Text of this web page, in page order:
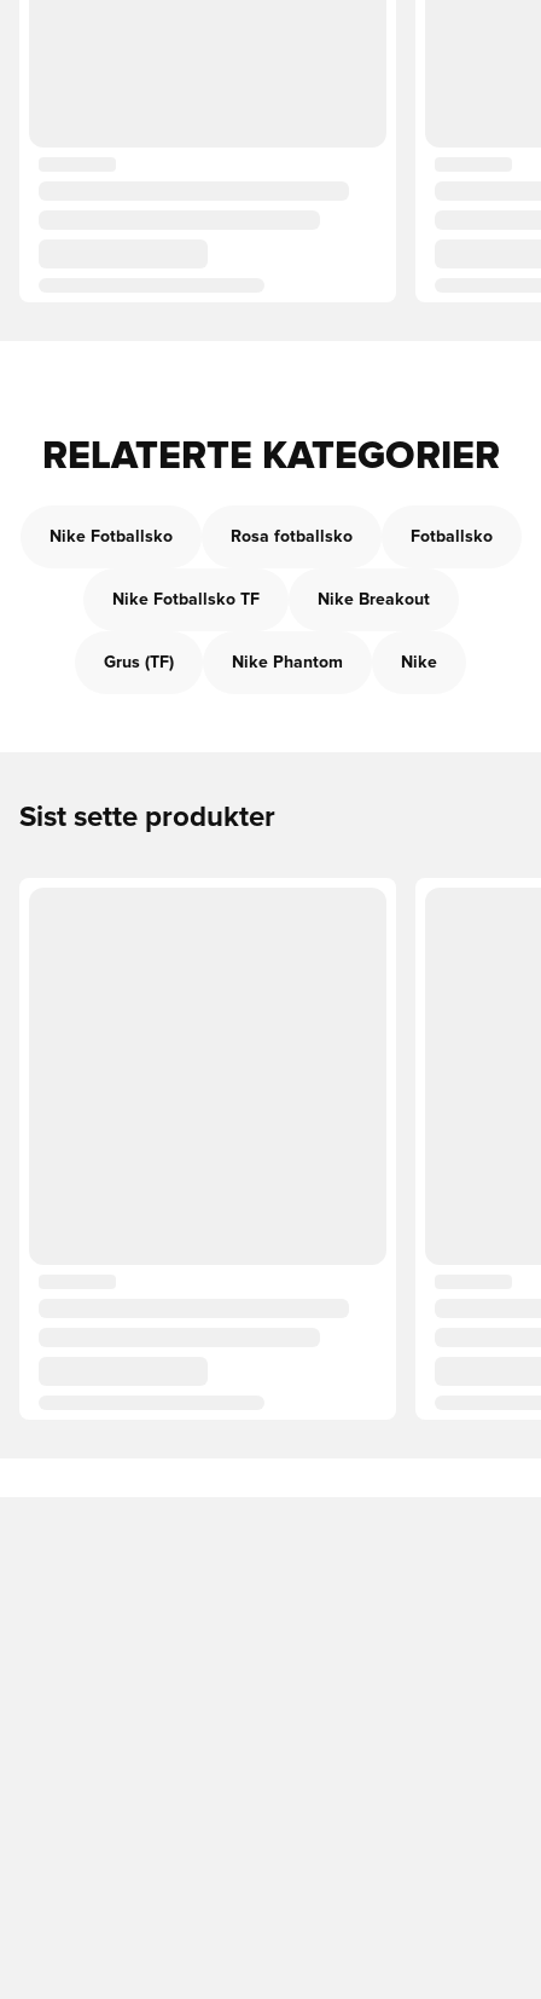
RELATERTE KATEGORIER
Nike Fotballsko Rosa fotballsko Fotballsko
Nike Fotballsko TF Nike Breakout
Grus (TF) Nike Phantom Nike
Sist sette produkter